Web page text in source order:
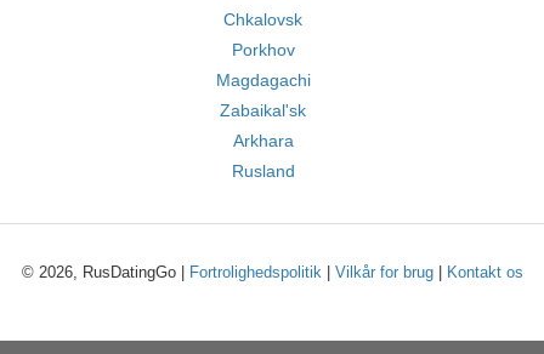
Chkalovsk
Porkhov
Magdagachi
Zabaikal'sk
Arkhara
Rusland
© 2026, RusDatingGo | Fortrolighedspolitik| Vilkår for brug| Kontakt os